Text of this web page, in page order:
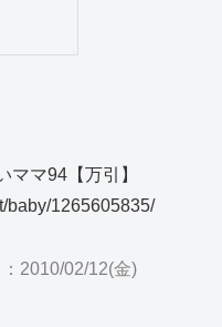
ママ94【万引】
baby/1265605835/
2010/02/12(金)